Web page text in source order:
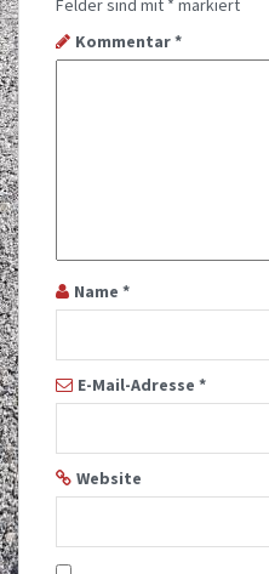
Felder sind mit * markiert
Kommentar*
Name *
E-Mail-Adresse *
Website